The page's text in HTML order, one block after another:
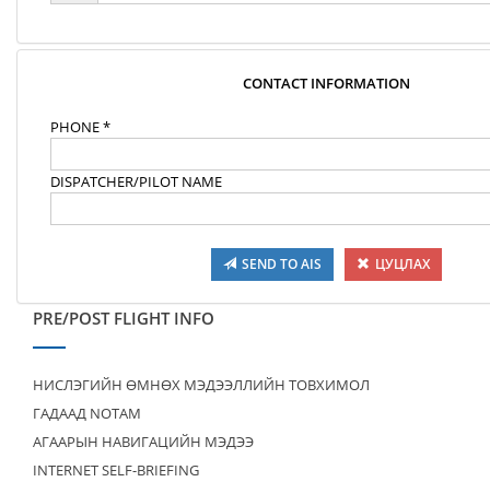
CONTACT INFORMATION
PHONE *
DISPATCHER/PILOT NAME
SEND TO AIS ЦУЦЛАХ
PRE/POST FLIGHT INFO
НИСЛЭГИЙН ӨМНӨХ МЭДЭЭЛЛИЙН ТОВХИМОЛ
ГАДААД NOTAM
АГААРЫН НАВИГАЦИЙН МЭДЭЭ
INTERNET SELF-BRIEFING